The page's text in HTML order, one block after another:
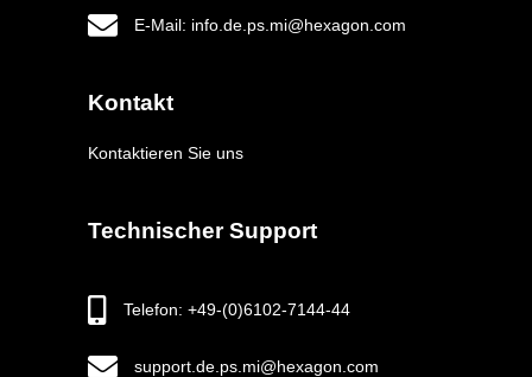
E-Mail: info.de.ps.mi@hexagon.com
Kontakt
Kontaktieren Sie uns
Technischer Support
Telefon: +49-(0)6102-7144-44
support.de.ps.mi@hexagon.com